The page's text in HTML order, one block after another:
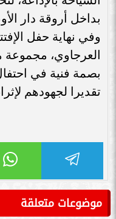
بداخل أروقة دار
وفي نهاية حفل
العرجاوي،
بصمة فنية في
تقديرا لجهودهم
موضوعات متعلقة